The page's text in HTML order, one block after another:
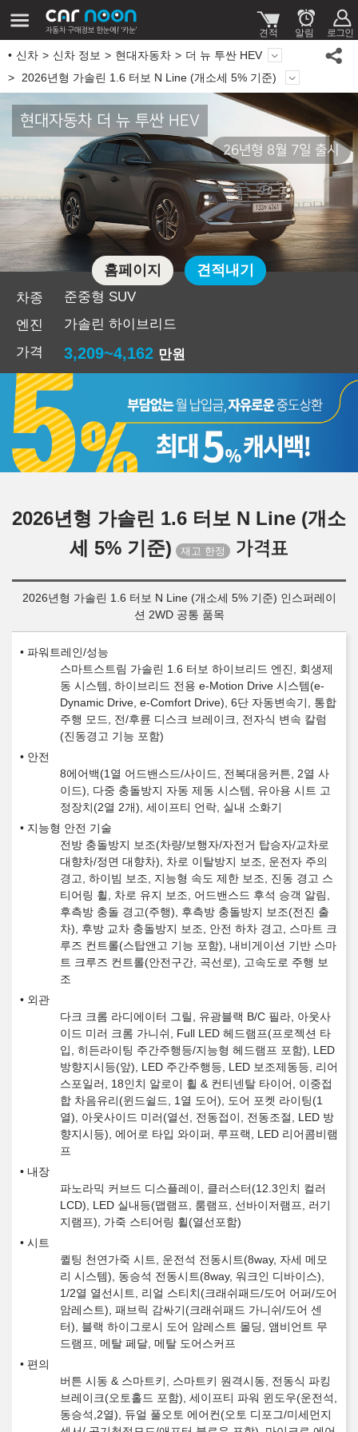
신차 신차 정보 현대자동차
더 뉴 투싼 HEV
2026년형 가솔린 1.6 터보 N Line (개소세 5% 기준)
현대자동차 더 뉴 투싼 HEV
26년형 8월 7일 출시
차종
준중형 SUV
엔진
가솔린 하이브리드
가격
3,209~4,162 만원
홈페이지 견적내기
2026년형 가솔린 1.6 터보 N Line (개소
세 5% 기준)
가격표
2026년형 가솔린 1.6 터보 N Line (개소세 5% 기준) 인스퍼레이
션 2WD 공통 품목
파워트레인/성능
스마트스트림 가솔린 1.6 터보 하이브리드 엔진, 회생제
동 시스템, 하이브리드 전용 e-Motion Drive 시스템(e-
Dynamic Drive, e-Comfort Drive), 6단 자동변속기, 통합
주행 모드, 전/후륜 디스크 브레이크, 전자식 변속 칼럼
(진동경고 기능 포함)
안전
8에어백(1열 어드밴스드/사이드, 전복대응커튼, 2열 사
이드), 다중 충돌방지 자동 제동 시스템, 유아용 시트 고
정장치(2열 2개), 세이프티 언락, 실내 소화기
지능형 안전 기술
전방 충돌방지 보조(차량/보행자/자전거 탑승자/교차로
대향차/정면 대향차), 차로 이탈방지 보조, 운전자 주의
경고, 하이빔 보조, 지능형 속도 제한 보조, 진동 경고 스
티어링 휠, 차로 유지 보조, 어드밴스드 후석 승객 알림,
후측방 충돌 경고(주행), 후측방 충돌방지 보조(전진 출
차), 후방 교차 충돌방지 보조, 안전 하차 경고, 스마트 크
루즈 컨트롤(스탑앤고 기능 포함), 내비게이션 기반 스마
트 크루즈 컨트롤(안전구간, 곡선로), 고속도로 주행 보
조
외관
다크 크롬 라디에이터 그릴, 유광블랙 B/C 필라, 아웃사
이드 미러 크롬 가니쉬, Full LED 헤드램프(프로젝션 타
입, 히든라이팅 주간주행등/지능형 헤드램프 포함), LED
방향지시등(앞), LED 주간주행등, LED 보조제동등, 리어
스포일러, 18인치 알로이 휠 & 컨티넨탈 타이어, 이중접
합 차음유리(윈드쉴드, 1열 도어), 도어 포켓 라이팅(1
열), 아웃사이드 미러(열선, 전동접이, 전동조절, LED 방
향지시등), 에어로 타입 와이퍼, 루프랙, LED 리어콤비램
프
내장
파노라믹 커브드 디스플레이, 클러스터(12.3인치 컬러
LCD), LED 실내등(맵램프, 룸램프, 선바이저램프, 러기
지램프), 가죽 스티어링 휠(열선포함)
시트
퀼팅 천연가죽 시트, 운전석 전동시트(8way, 자세 메모
리 시스템), 동승석 전동시트(8way, 워크인 디바이스),
1/2열 열선시트, 리얼 스티치(크래쉬패드/도어 어퍼/도어
암레스트), 패브릭 감싸기(크래쉬패드 가니쉬/도어 센
터), 블랙 하이그로시 도어 암레스트 몰딩, 앰비언트 무
드램프, 메탈 페달, 메탈 도어스커프
편의
버튼 시동 & 스마트키, 스마트키 원격시동, 전동식 파킹
브레이크(오토홀드 포함), 세이프티 파워 윈도우(운전석,
동승석,2열), 듀얼 풀오토 에어컨(오토 디포그/미세먼지